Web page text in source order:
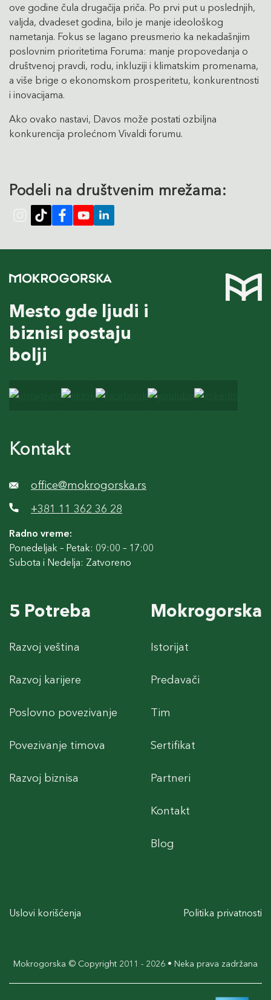
ove godine čula drugačija priča. Po prvi put u poslednjih,
valjda, dvadeset godina, bilo je manje ideološkog
nametanja. Fokus se lagano preusmerio ka nekadašnjim
poslovnim prioritetima Foruma: manje propovedanja o
društvenoj pravdi, rodu, inkluziji i klimatskim promenama,
a više brige o ekonomskom prosperitetu, konkurentnosti
i inovacijama.
Ako ovako nastavi, Davos može postati ozbiljna
konkurencija prolećnom Vivaldi forumu.
Podeli na društvenim mrežama:
Mesto gde ljudi i
biznisi postaju
bolji
Kontakt
office@mokrogorska.rs
+381 11 362 36 28
Radno vreme:
Ponedeljak – Petak: 09:00 – 17:00
Subota i Nedelja: Zatvoreno
5 Potreba
Razvoj veština
Razvoj karijere
Poslovno povezivanje
Povezivanje timova
Razvoj biznisa
Mokrogorska
Istorijat
Predavači
Tim
Sertifikat
Partneri
Kontakt
Blog
Uslovi korišćenja Politika privatnosti
Mokrogorska © Copyright 2011 - 2026 • Neka prava zadržana